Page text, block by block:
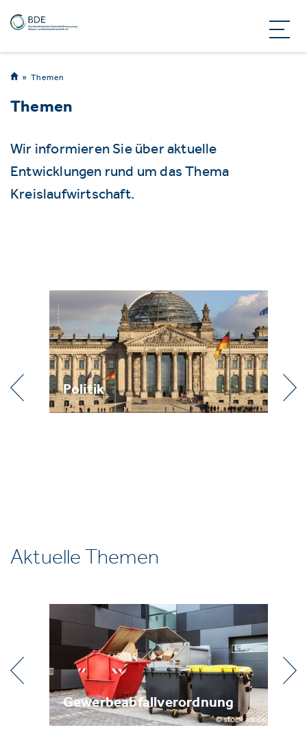
Themen
Themen
Wir informieren Sie über aktuelle
Entwicklungen rund um das Thema
Kreislaufwirtschaft.
Praxis
Aktuelle Themen
Metallrecycling